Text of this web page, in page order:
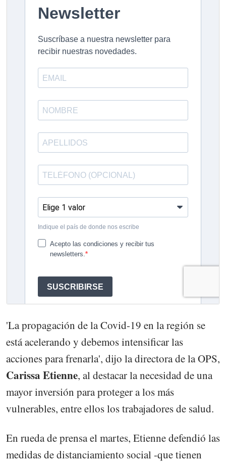
'La propagación de la Covid-19 en la región se
está acelerando y debemos intensificar las
acciones para frenarla', dijo la directora de la OPS,
Carissa Etienne, al destacar la necesidad de una
mayor inversión para proteger a los más
vulnerables, entre ellos los trabajadores de salud.
En rueda de prensa el martes, Etienne defendió las
medidas de distanciamiento social -que tienen